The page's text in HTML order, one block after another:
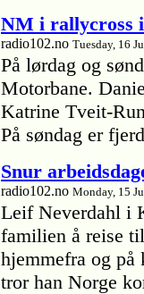
NM i rallycross
radio102.no Tuesday, 16
På lørdag og
Motorbane.
Katrine Tveit-
På søndag er
Snur
radio102.no Monday, 15
Leif Neverdahl i
familien å reise
hjemmefra og på
tror han Norge